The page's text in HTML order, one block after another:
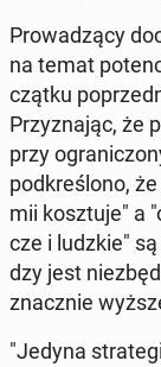
Pro­wa­dzą­cy
na temat
cząt­ku
Przy­zna­jąc, że
przy
pod­kre­ślo­no,
mii kosz­tu­je" a
cze i ludzkie"
dzy jest
znacz­nie
"Jedyna